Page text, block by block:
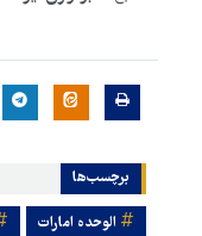
برچسب‌ها
الوحده امارات